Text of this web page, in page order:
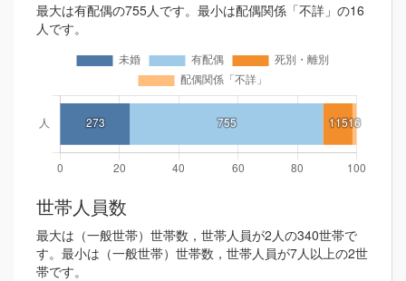
最大は有配偶の755人です。最小は配偶関係「不詳」の16
人です。
世帯人員数
最大は（一般世帯）世帯数，世帯人員が2人の340世帯で
す。最小は（一般世帯）世帯数，世帯人員が7人以上の2世
帯です。